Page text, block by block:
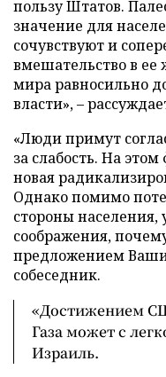
пользу Штатов.
значение для
сочувствуют и
вмешательство в ее
мира равносильно
власти», –
«Люди примут
за слабость. На
новая
Однако помимо
стороны населения,
соображения,
предложением
собеседник.
«Достижением
Газа может с
Израиль.